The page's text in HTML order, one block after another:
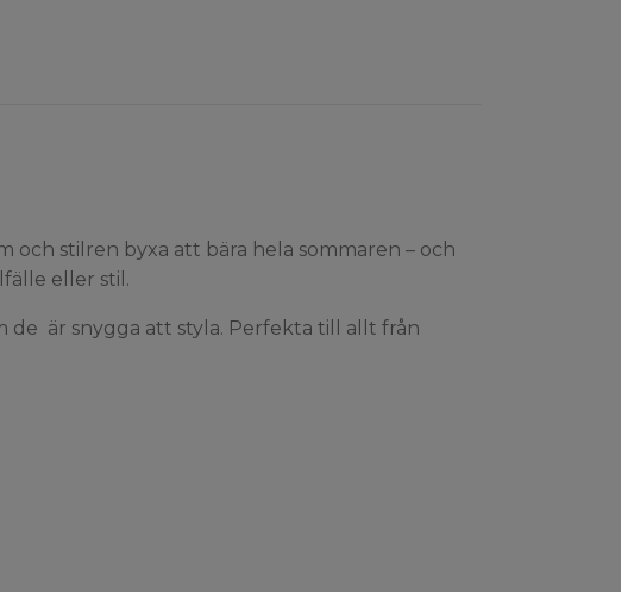
stilren byxa att bära hela sommaren – och
eller stil.
de är snygga att styla. Perfekta till allt från